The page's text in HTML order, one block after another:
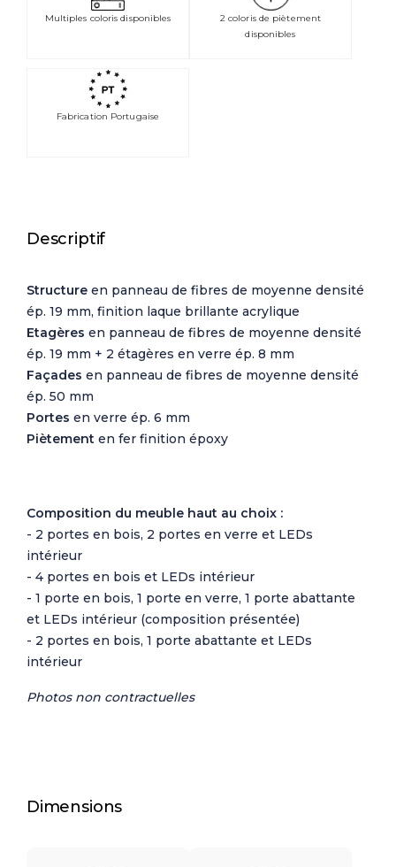
Multiples coloris disponibles
2 coloris de piètement
disponibles
Fabrication Portugaise
Descriptif
Structure en panneau de fibres de moyenne densité
ép. 19 mm, finition laque brillante acrylique
Etagères en panneau de fibres de moyenne densité
ép. 19 mm + 2 étagères en verre ép. 8 mm
Façades en panneau de fibres de moyenne densité
ép. 50 mm
Portes en verre ép. 6 mm
Piètement en fer finition époxy
Composition du meuble haut au choix :
- 2 portes en bois, 2 portes en verre et LEDs
intérieur
- 4 portes en bois et LEDs intérieur
- 1 porte en bois, 1 porte en verre, 1 porte abattante
et LEDs intérieur (composition présentée)
- 2 portes en bois, 1 porte abattante et LEDs
intérieur
Photos non contractuelles
Dimensions